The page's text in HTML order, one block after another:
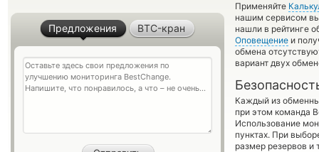
Применяйте
нашим сервисом
нашли в рейтинге
Оповещение и
обмена
вариант двух
Каждый из
при этом команда
Использование
пунктах. При
размер резервов и
Предложения BTC-кран